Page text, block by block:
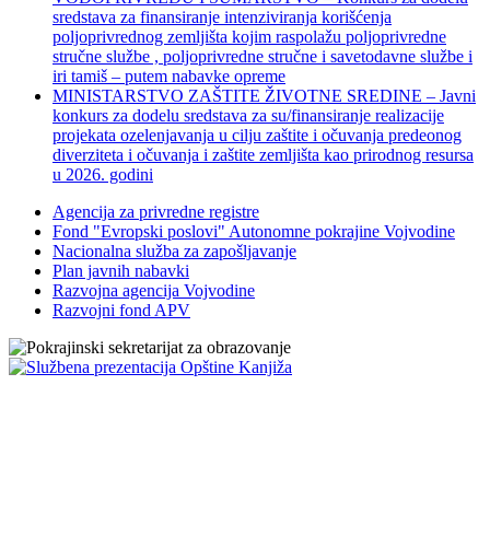
sredstava za finansiranje intenziviranja korišćenja
poljoprivrednog zemljišta kojim raspolažu poljoprivredne
stručne službe , poljoprivredne stručne i savetodavne službe i
iri tamiš ‒ putem nabavke opreme
MINISTARSTVO ZAŠTITE ŽIVOTNE SREDINE – Javni
konkurs za dodelu sredstava za su/finansiranje realizacije
projekata ozelenjavanja u cilju zaštite i očuvanja predeonog
diverziteta i očuvanja i zaštite zemljišta kao prirodnog resursa
u 2026. godini
Agencija za privredne registre
Fond "Evropski poslovi" Autonomne pokrajine Vojvodine
Nacionalna služba za zapošljavanje
Plan javnih nabavki
Razvojna agencija Vojvodine
Razvojni fond APV